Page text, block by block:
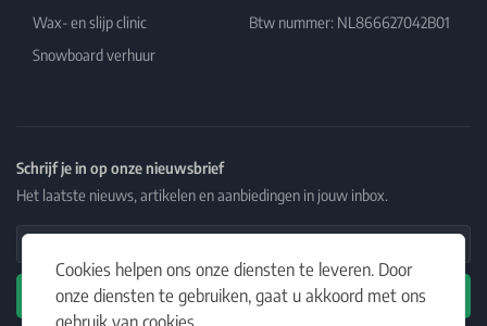
Cookies helpen ons onze diensten te leveren. Door
onze diensten te gebruiken, gaat u akkoord met ons
gebruik van cookies.
Wax- en slijp clinic
Snowboard verhuur
Btw nummer: NL866627042B01
Schrijf je in op onze nieuwsbrief
Het laatste nieuws, artikelen en aanbiedingen in jouw inbox.
Email Address
Abonneren